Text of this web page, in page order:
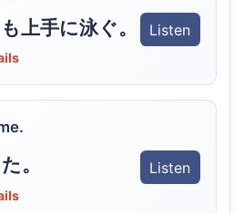
上手に泳ぐ。 Listen
。 Listen